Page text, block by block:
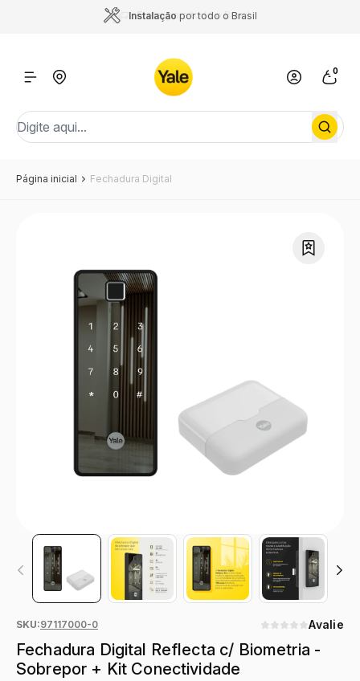
Instalação por todo o Brasil
0
Página inicial Fechadura Digital
SKU:97117000-0 Avalie
Fechadura Digital Reflecta c/ Biometria -
Sobrepor + Kit Conectividade